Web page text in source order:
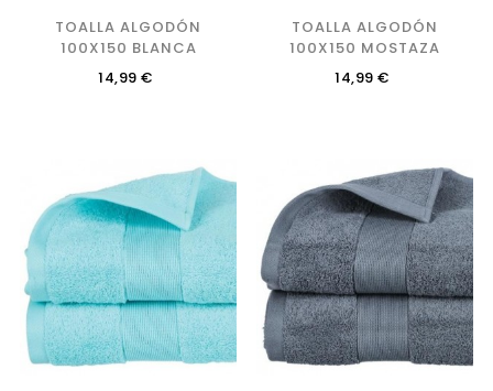
TOALLA ALGODÓN
100X150 BLANCA
Precio
14,99 €
TOALLA ALGODÓN
100X150 MOSTAZA
Precio
14,99 €